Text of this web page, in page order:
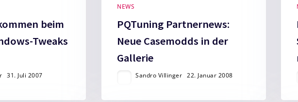
beim
Tweaks
31. Juli 2007
NEWS
PQTuning Partnernews:
Neue Casemodds in der
Gallerie
Sandro Villinger 22. Januar 2008